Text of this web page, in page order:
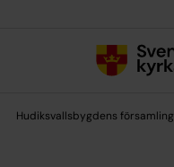
Hudiksvallsbygdens församling